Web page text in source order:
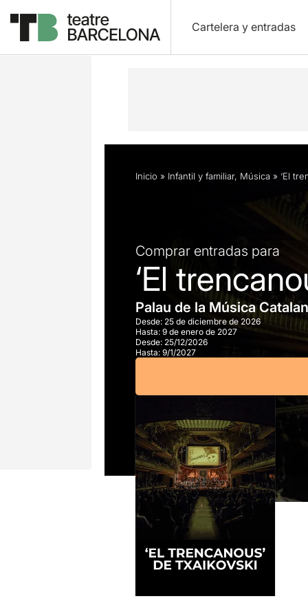
Cartelera y entradas
Descripción Horarios Ficha
Inicio » Infantil y familiar, Música » ‘El
Comprar entradas para
‘El
Palau de la Música
Desde: 25 de diciembre de 2026
Hasta: 9 de enero de 2027
Desde: 25/12/2026
Hasta: 9/1/2027